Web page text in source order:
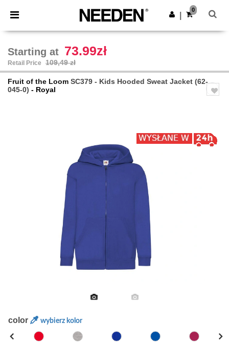
× Aplikacja Needen
Lepsze ceny w aplikacji!
Pobierz app
0
Starting at 73.99zł
Retail Price 109,49 zł
Fruit of the Loom SC379 - Kids Hooded Sweat Jacket (62-
045-0) - Royal
color wybierz kolor